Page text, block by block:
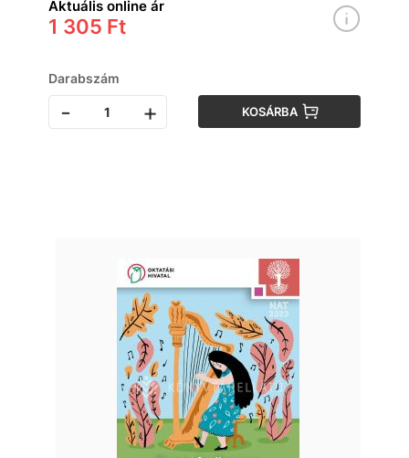
Aktuális online ár
1 305 Ft
Darabszám
- + KOSÁRBA